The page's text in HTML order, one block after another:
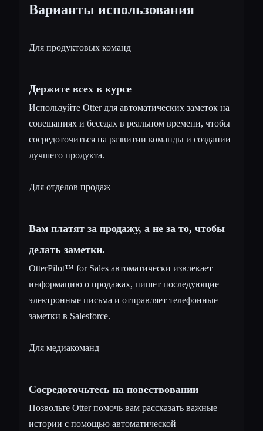
Варианты использования
Для продуктовых команд
Держите всех в курсе
Используйте Otter для автоматических заметок на
совещаниях и беседах в реальном времени, чтобы
сосредоточиться на развитии команды и создании
лучшего продукта.
Для отделов продаж
Вам платят за продажу, а не за то, чтобы
делать заметки.
OtterPilot™ for Sales автоматически извлекает
информацию о продажах, пишет последующие
электронные письма и отправляет телефонные
заметки в Salesforce.
Для медиакоманд
Сосредоточьтесь на повествовании
Позвольте Otter помочь вам рассказать важные
истории с помощью автоматической